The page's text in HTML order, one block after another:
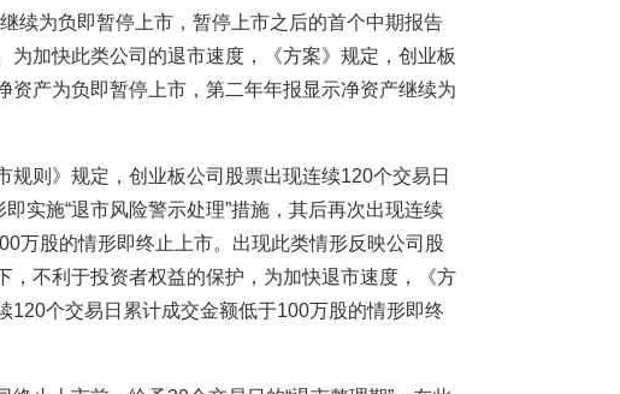
续为负即暂停上市，暂停上市之后的首个中期报告
为加快此类公司的退市速度，《方案》规定，创业板
资产为负即暂停上市，第二年年报显示净资产继续为
规则》规定，创业板公司股票出现连续120个交易日
实施“退市风险警示处理”措施，其后再次出现连续
万股的情形即终止上市。出现此类情形反映公司股
，不利于投资者权益的保护，为加快退市速度，《方
120个交易日累计成交金额低于100万股的情形即终